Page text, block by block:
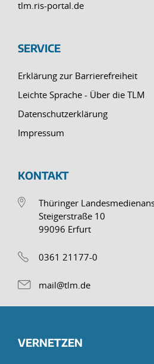
tlm.ris-portal.de
SERVICE
Erklärung zur Barrierefreiheit
Leichte Sprache - Über die TLM
Datenschutzerklärung
Impressum
KONTAKT
Thüringer
Steigerstraße 10
99096 Erfurt
0361 21177-0
mail@tlm.de
VERNETZEN